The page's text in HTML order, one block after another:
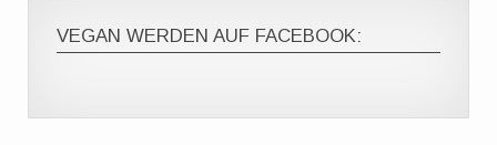
VEGAN WERDEN AUF FACEBOOK: